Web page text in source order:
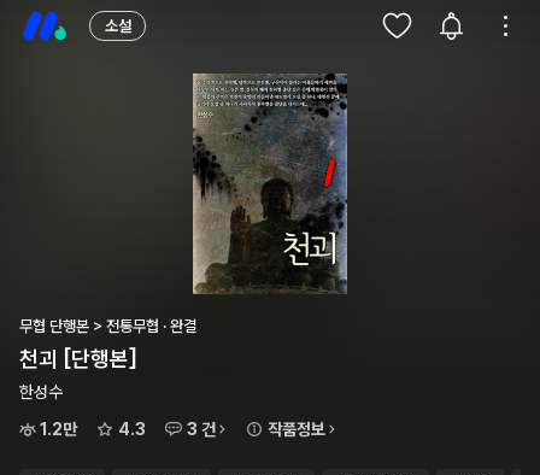
소설
무협 단행본 > 전통무협 · 완결
천괴 [단행본]
한성수
1.2만
4.3 3 건 작품정보